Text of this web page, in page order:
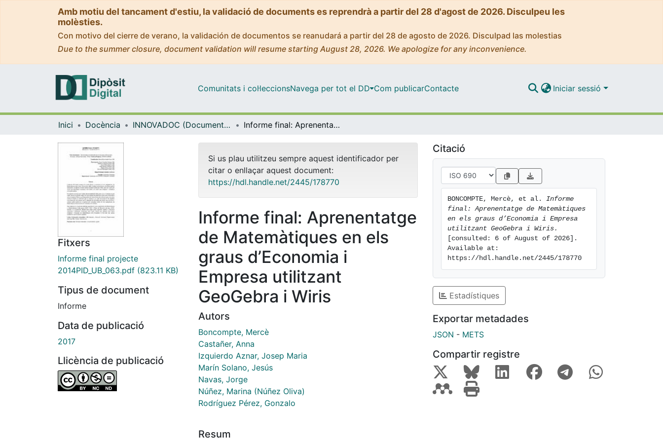
Amb motiu del tancament d'estiu, la validació de documents es reprendrà a partir del 28 d'agost de 2026. Disculpeu les
molèsties.
Con motivo del cierre de verano, la validación de documentos se reanudará a partir del 28 de agosto de 2026. Disculpad las molestias
Due to the summer closure, document validation will resume starting August 28, 2026. We apologize for any inconvenience.
Comunitats i col·leccionsNavega per tot el DD Com publicarContacte Iniciar sessió
Inici Docència INNOVADOC (Documents d'Innovació Docent) Informe final: Aprenentatge de Matemàtiques en els graus d’Economia i Empresa utilitzant GeoGebra i Wiris
Fitxers
Informe final projecte
2014PID_UB_063.pdf (823.11 KB)
Tipus de document
Informe
Data de publicació
2017
Llicència de publicació
Si us plau utilitzeu sempre aquest identificador per
citar o enllaçar aquest document:
https://hdl.handle.net/2445/178770
Informe final: Aprenentatge
de Matemàtiques en els
graus d’Economia i
Empresa utilitzant
GeoGebra i Wiris
Autors
Boncompte, Mercè
Castañer, Anna
Izquierdo Aznar, Josep Maria
Marín Solano, Jesús
Navas, Jorge
Núñez, Marina (Núñez Oliva)
Rodríguez Pérez, Gonzalo
Resum
Citació
BONCOMPTE, Mercè, et al. Informe
final: Aprenentatge de Matemàtiques
en els graus d’Economia i Empresa
utilitzant GeoGebra i Wiris.
[consulted: 6 of August of 2026].
Available at:
https://hdl.handle.net/2445/178770
Estadístiques
Exportar metadades
JSON - METS
Compartir registre